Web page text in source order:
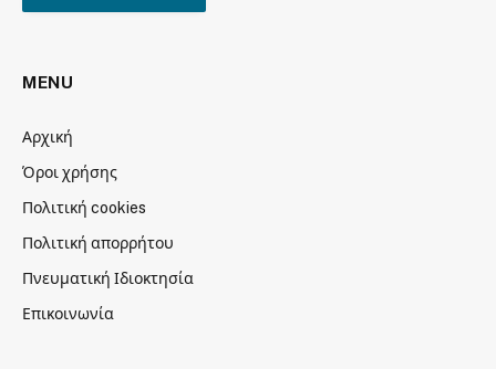
MENU
Αρχική
Όροι χρήσης
Πολιτική cookies
Πολιτική απορρήτου
Πνευματική Ιδιοκτησία
Επικοινωνία